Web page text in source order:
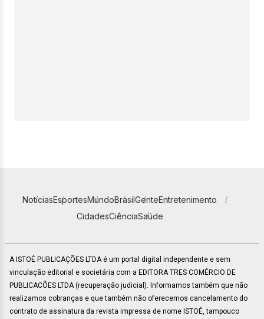
NotíciasEsportesMundoBrasilGenteEntretenimento
CidadesCiênciaSaúde
A ISTOÉ PUBLICAÇÕES LTDA é um portal digital independente e sem
vinculação editorial e societária com a EDITORA TRES COMÉRCIO DE
PUBLICACÕES LTDA (recuperação judicial). Informamos também que não
realizamos cobranças e que também não oferecemos cancelamento do
contrato de assinatura da revista impressa de nome ISTOÉ, tampouco